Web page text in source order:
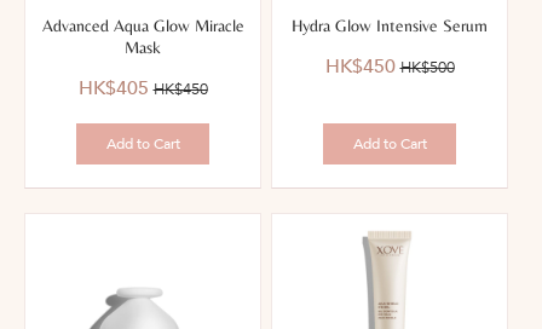
Advanced Aqua Glow Miracle
Mask
優
價：
HK$405價
HK$450
Add to Cart
Hydra Glow Intensive Serum
優
HK$450價
HK$500
Add to Cart